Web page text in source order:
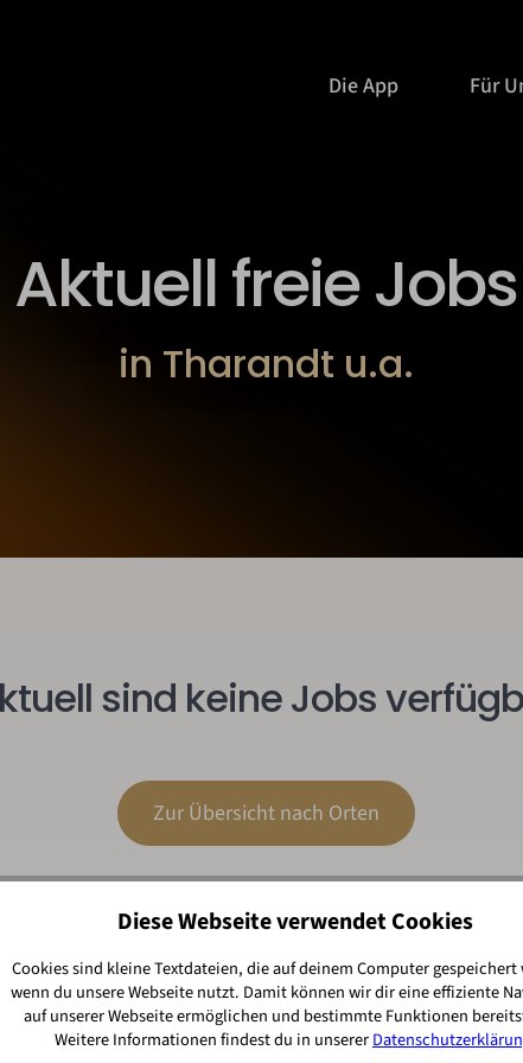
Die App Für
Aktuell freie Jobs
in Tharandt u.a.
sind keine Jobs
Zur Übersicht nach Orten
Diese Webseite verwendet Cookies
Cookies sind kleine Textdateien, die auf deinem Computer gespeichert
wenn du unsere Webseite nutzt. Damit können wir dir eine effiziente
auf unserer Webseite ermöglichen und bestimmte Funktionen
Weitere Informationen findest du in unserer